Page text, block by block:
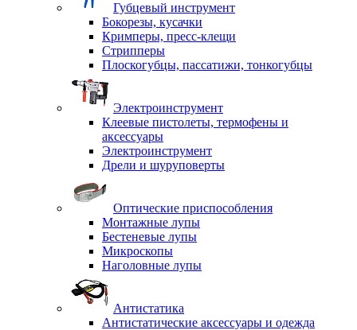
Губцевый инструмент
Бокорезы, кусачки
Кримперы, пресс-клещи
Стрипперы
Плоскогубцы, пассатижи, тонкогубцы
Электроинструмент
Клеевые пистолеты, термофены и
аксессуары
Электроинструмент
Дрели и шуруповерты
Оптические приспособления
Монтажные лупы
Бестеневые лупы
Микроскопы
Наголовные лупы
Антистатика
Антистатические аксессуары и одежда